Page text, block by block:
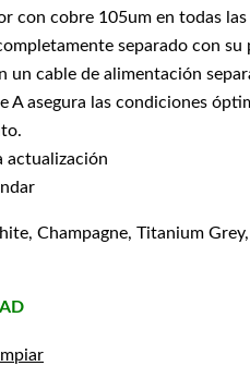
con cobre 105um en todas las
separado con su
un cable de alimentación
A asegura las condiciones
actualización
Champagne, Titanium